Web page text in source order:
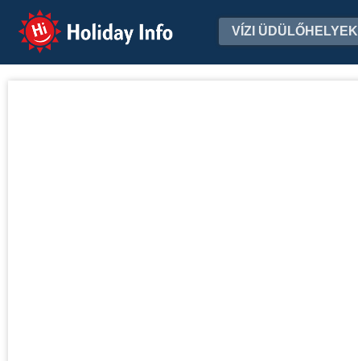
Holiday Info VÍZI ÜDÜLŐHELYEK